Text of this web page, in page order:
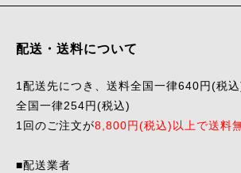
配送・送料について
1配送先につき、送料全国一律640円(税
全国一律254円(税込)
1回のご注文が8,800円(税込)以上で送料
■配送業者